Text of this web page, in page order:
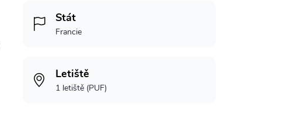
Stát
Francie
Letiště
1 letiště (PUF)